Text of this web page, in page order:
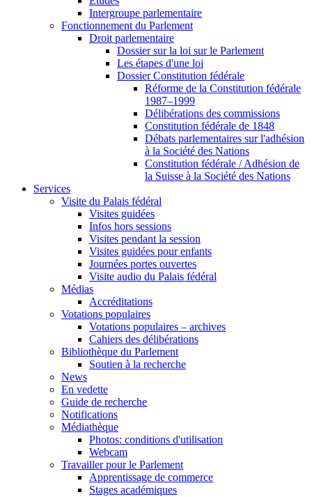
Intergroupe parlementaire
Fonctionnement du Parlement
Droit parlementaire
Dossier sur la loi sur le Parlement
Les étapes d'une loi
Dossier Constitution fédérale
Réforme de la Constitution fédérale
1987–1999
Délibérations des commissions
Constitution fédérale de 1848
Débats parlementaires sur l'adhésion
à la Société des Nations
Constitution fédérale / Adhésion de
la Suisse à la Société des Nations
Services
Visite du Palais fédéral
Visites guidées
Infos hors sessions
Visites pendant la session
Visites guidées pour enfants
Journées portes ouvertes
Visite audio du Palais fédéral
Médias
Accréditations
Votations populaires
Votations populaires – archives
Cahiers des délibérations
Bibliothèque du Parlement
Soutien à la recherche
News
En vedette
Guide de recherche
Notifications
Médiathèque
Photos: conditions d'utilisation
Webcam
Travailler pour le Parlement
Apprentissage de commerce
Stages académiques